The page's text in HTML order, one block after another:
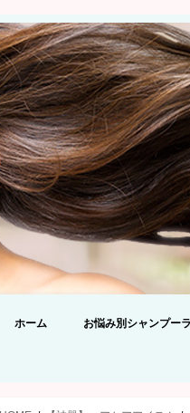
ホーム お悩み別シャンプー